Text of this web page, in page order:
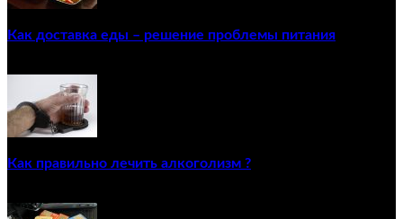
Как доставка еды – решение проблемы питания
Как правильно лечить алкоголизм ?